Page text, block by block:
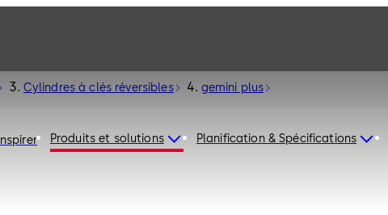
Inspirer Produits et solutions Planification & Spécifications
Cylindres à clés réversibles gemini plus